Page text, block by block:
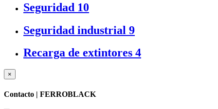
Seguridad 10
Seguridad industrial 9
Recarga de extintores 4
×
Contacto | FERROBLACK